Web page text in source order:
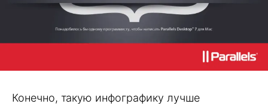
Конечно, такую инфографику лучше